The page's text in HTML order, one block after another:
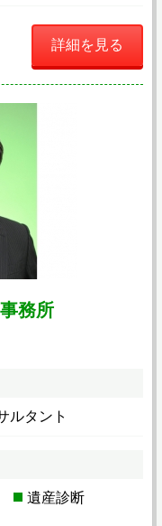
詳細を見る
務所
ルタント
遺産診断